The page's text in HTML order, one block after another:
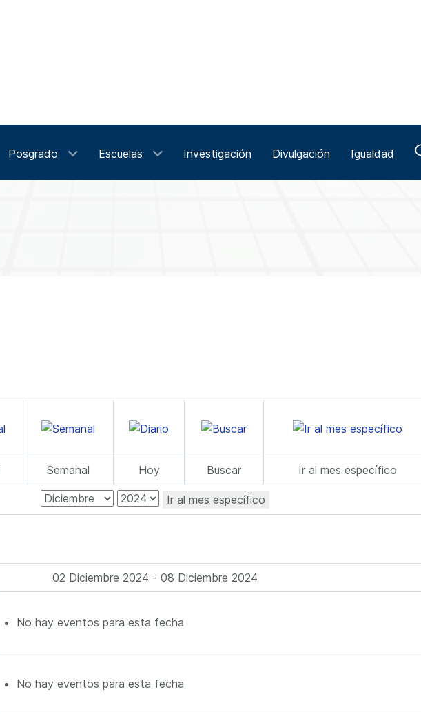
Posgrado Escuelas Investigación Divulgación Igualdad
Semanal Hoy Buscar Ir al mes específico
Ir al mes específico
02 Diciembre 2024 - 08 Diciembre 2024
No hay eventos para esta fecha
No hay eventos para esta fecha